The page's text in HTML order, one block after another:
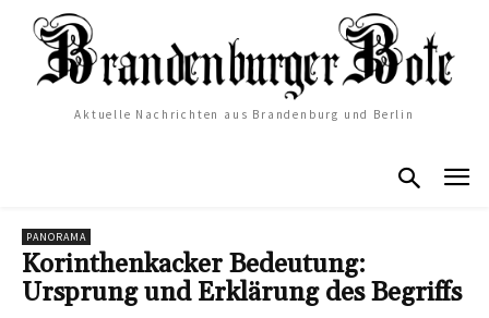
Aktuelle Nachrichten aus Brandenburg und Berlin
PANORAMA
Korinthenkacker Bedeutung:
Ursprung und Erklärung des Begriffs